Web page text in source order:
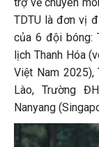
TDTU là đơn vị
của 6 đội bóng:
lịch Thanh Hóa
Việt Nam 2025),
Lào, Trường
Nanyang